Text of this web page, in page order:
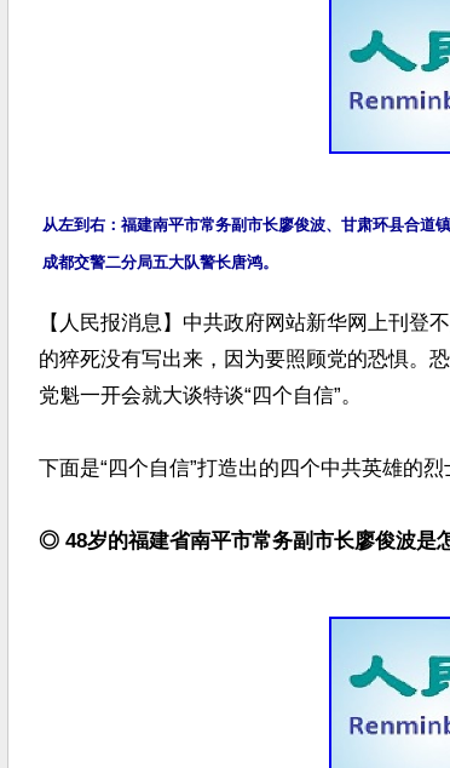
从左到右：福建南平市常务副市长廖俊波、甘肃环县合道
成都交警二分局五大队警长唐鸿。
【人民报消息】中共政府网站新华网上刊登
的猝死没有写出来，因为要照顾党的恐惧。
党魁一开会就大谈特谈“四个自信”。
下面是“四个自信”打造出的四个中共英雄的烈
◎ 48岁的福建省南平市常务副市长廖俊波是